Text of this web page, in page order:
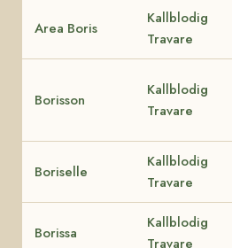
Area Boris
Kallblodig
Travare
Borisson
Kallblodig
Travare
Boriselle
Kallblodig
Travare
Borissa
Kallblodig
Travare